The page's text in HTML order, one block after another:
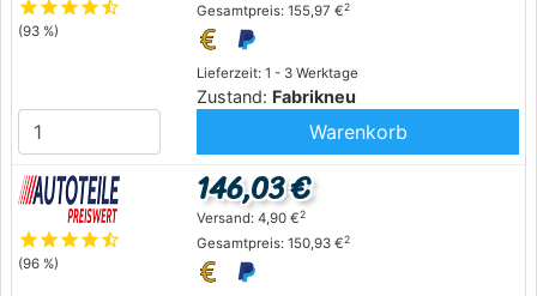
starstarstarstarstar_half
(93 %)
Lieferzeit: 1 - 3 Werktage
Zustand: Fabrikneu
Gesamtpreis: 155,97 €2
Warenkorb
starstarstarstarstar_half
(96 %)
146,03 €
Versand: 4,90 €2
Gesamtpreis: 150,93 €2